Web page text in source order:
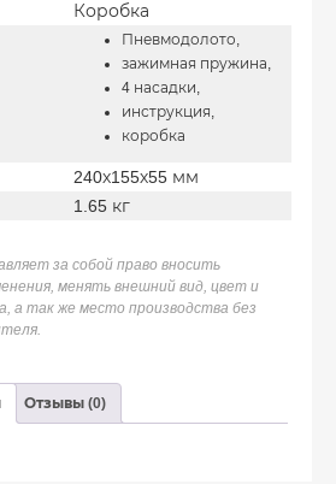
Коробка
Пневмодолото,
зажимная пружина,
4 насадки,
инструкция,
коробка
240х155х55 мм
1.65 кг
за собой право вносить
менять внешний вид, цвет и
а так же место производства без
Отзывы (0)